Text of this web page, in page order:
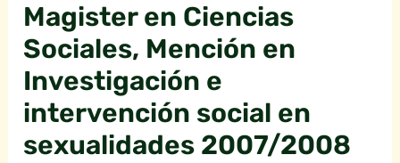
Magister en Ciencias
Sociales, Mención en
Investigación e
intervención social en
sexualidades 2007/2008